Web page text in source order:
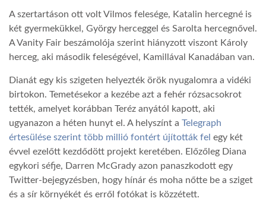
A szertartáson ott volt Vilmos felesége, Katalin hercegné is
két gyermekükkel, György herceggel és Sarolta hercegnővel.
A Vanity Fair beszámolója szerint hiányzott viszont Károly
herceg, aki második feleségével, Kamillával Kanadában van.
Dianát egy kis szigeten helyezték örök nyugalomra a vidéki
birtokon. Temetésekor a kezébe azt a fehér rózsacsokrot
tették, amelyet korábban Teréz anyától kapott, aki
ugyanazon a héten hunyt el. A helyszínt a Telegraph
értesülése szerint több millió fontért újították fel egy két
évvel ezelőtt kezdődött projekt keretében. Előzőleg Diana
egykori séfje, Darren McGrady azon panaszkodott egy
Twitter-bejegyzésben, hogy hínár és moha nőtte be a sziget
és a sír környékét és erről fotókat is közzétett.